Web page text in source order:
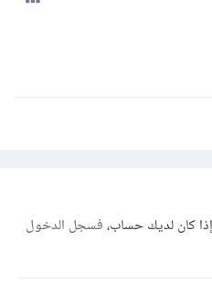
كان لديك حساب،فسجل الدخول